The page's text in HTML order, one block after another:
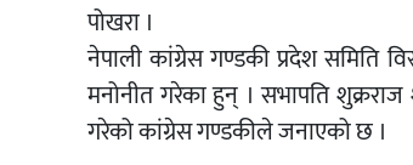
पोखरा ।
नेपाली कांग्रेस गण्डकी प्रदेश समिति
मनोनीत गरेका हुन् । सभापति
गरेको कांग्रेस गण्डकीले जनाएको छ ।